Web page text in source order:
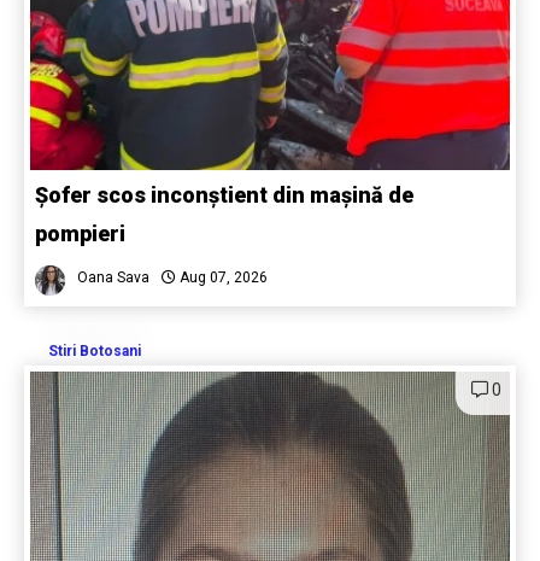
Șofer scos inconștient din mașină de
pompieri
Oana Sava Aug 07, 2026
Stiri Botosani
0